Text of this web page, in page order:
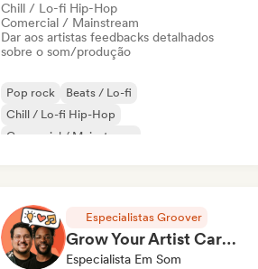
Chill / Lo-fi Hip-Hop
Comercial / Mainstream
Dar aos artistas feedbacks detalhados
sobre o som/produção
Pop rock
Beats / Lo-fi
Chill / Lo-fi Hip-Hop
Comercial / Mainstream
Especialistas Groover
Grow Your Artist Career in a 1hr Coaching Session
Especialista Em Som